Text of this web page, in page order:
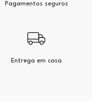
Pagamentos seguros
Entrega em casa